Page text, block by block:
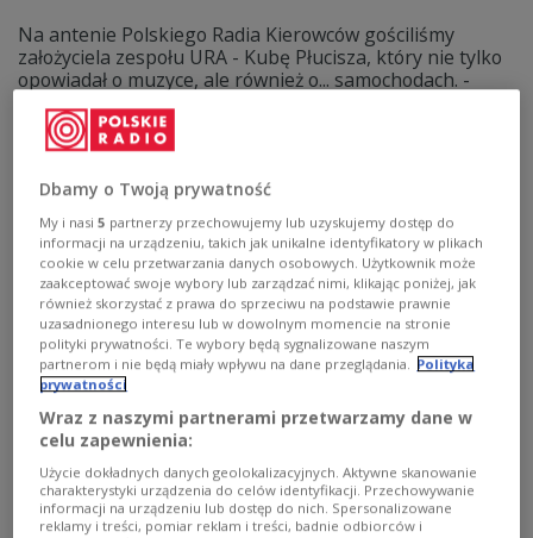
Na antenie Polskiego Radia Kierowców gościliśmy
założyciela zespołu URA - Kubę Płucisza, który nie tylko
opowiadał o muzyce, ale również o... samochodach. -
Właściwie to lubię wszystkie samochody, jestem wielkim
fanem motoryzacji. (...) Kiedyś jeden z moich kolegów
powiedział, że Fiat Multipla jest najbrzydsza, ale w tej
Zobacz więcej na temat:Radio kierowców
radio kierowców online Polskie Radio Kierowców
motoryzacja
MUZYKA samochody Kuba Płucisz
Dbamy o Twoją prywatność
My i nasi5 partnerzy przechowujemy lub uzyskujemy dostęp do
informacji na urządzeniu, takich jak unikalne identyfikatory w plikach
cookie w celu przetwarzania danych osobowych. Użytkownik może
zaakceptować swoje wybory lub zarządzać nimi, klikając poniżej, jak
również skorzystać z prawa do sprzeciwu na podstawie prawnie
uzasadnionego interesu lub w dowolnym momencie na stronie
polityki prywatności. Te wybory będą sygnalizowane naszym
partnerom i nie będą miały wpływu na dane przeglądania. Polityka
prywatności
Wraz z naszymi partnerami przetwarzamy dane w
celu zapewnienia:
Użycie dokładnych danych geolokalizacyjnych. Aktywne skanowanie
charakterystyki urządzenia do celów identyfikacji. Przechowywanie
informacji na urządzeniu lub dostęp do nich. Spersonalizowane
reklamy i treści, pomiar reklam i treści, badnie odbiorców i